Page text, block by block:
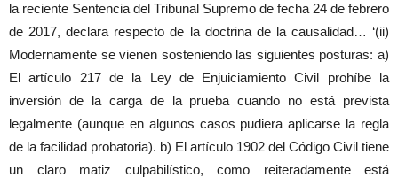
la reciente Sentencia del Tribunal Supremo de fecha 24 de febrero
de 2017, declara respecto de la doctrina de la causalidad… ‘(ii)
Modernamente se vienen sosteniendo las siguientes posturas: a)
El artículo 217 de la Ley de Enjuiciamiento Civil prohíbe la
inversión de la carga de la prueba cuando no está prevista
legalmente (aunque en algunos casos pudiera aplicarse la regla
de la facilidad probatoria). b) El artículo 1902 del Código Civil tiene
un claro matiz culpabilístico, como reiteradamente está